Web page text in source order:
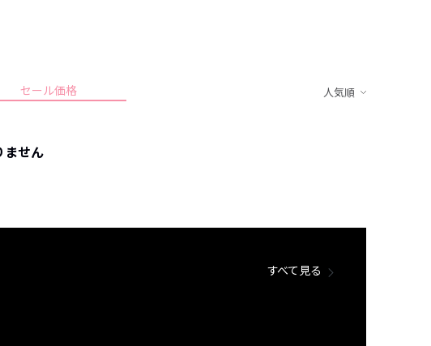
プライバシーポリシー
セール価格 人気順
ません
すべて見る